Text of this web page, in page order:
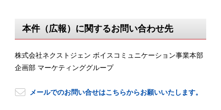
本件（広報）に関するお問い合わせ先
株式会社ネクストジェン ボイスコミュニケーション事業本部
企画部 マーケティンググループ
メールでのお問い合せはこちらからお願いいたします。